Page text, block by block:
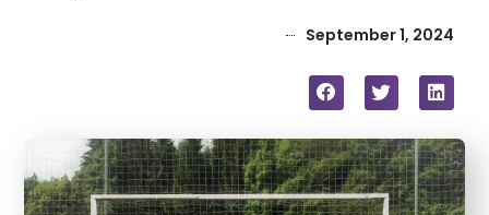
September 1, 2024